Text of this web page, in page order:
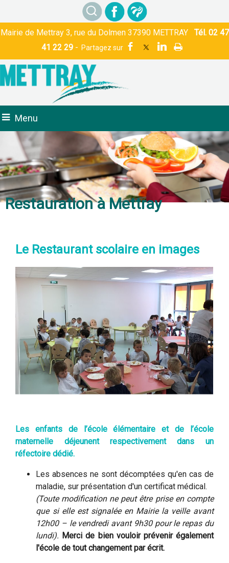
Mairie de Mettray 3, rue du Dolmen 37390 METTRAY Tél. 02 47
41 22 29-
Menu
Restauration à Mettray
Le Restaurant scolaire en images
Les enfants de l’école élémentaire et de l’école
maternelle déjeunent respectivement dans un
réfectoire dédié.
Les absences ne sont décomptées qu'en cas de
maladie, sur présentation d'un certificat médical.
(Toute modification ne peut être prise en compte
que si elle est signalée en Mairie la veille avant
12h00 – le vendredi avant 9h30 pour le repas du
lundi). Merci de bien vouloir prévenir également
l'école de tout changement par écrit.